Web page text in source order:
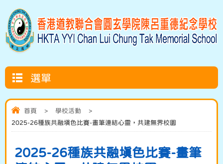
選單
首頁 > 學校活動
>
2025-26種族共融填色比賽-畫筆連結心靈，共建無界校園
2025-26種族共融填色比賽-畫筆